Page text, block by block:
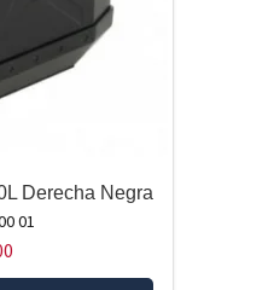
Derecha Negra
01